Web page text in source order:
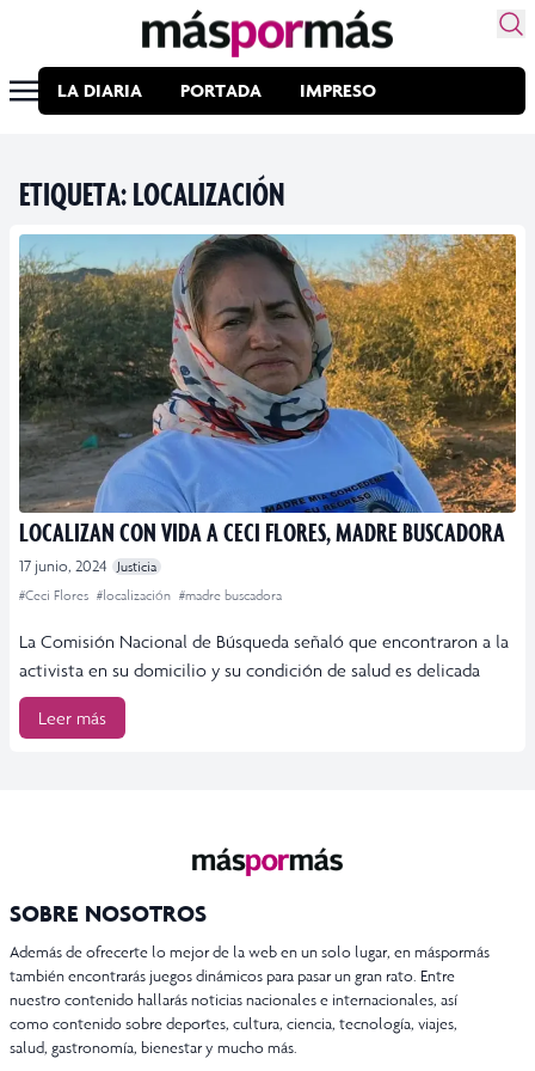
LA DIARIA PORTADA IMPRESO
ETIQUETA:LOCALIZACIÓN
LOCALIZAN CON VIDA A CECI FLORES, MADRE BUSCADORA
17 junio, 2024
Justicia
#Ceci Flores #localización #madre buscadora
La Comisión Nacional de Búsqueda señaló que encontraron a la
activista en su domicilio y su condición de salud es delicada
Leer más
SOBRE NOSOTROS
Además de ofrecerte lo mejor de la web en un solo lugar, en máspormás
también encontrarás juegos dinámicos para pasar un gran rato. Entre
nuestro contenido hallarás noticias nacionales e internacionales, así
como contenido sobre deportes, cultura, ciencia, tecnología, viajes,
salud, gastronomía, bienestar y mucho más.